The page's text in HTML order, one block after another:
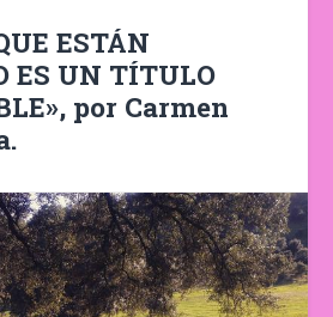
ESTÁN
ES UN TÍTULO
por Carmen